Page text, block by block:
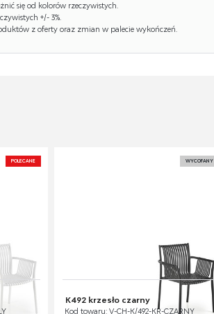
się od kolorów rzeczywistych.
+/- 3%.
z oferty oraz zmian w palecie wykończeń.
POLECANE WYCOFANY
K492 krzesło czarny
Kod towaru: V-CH-K/492-KR-CZARNY